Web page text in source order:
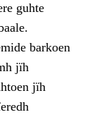
guhte
barkoen
jïh
jïh